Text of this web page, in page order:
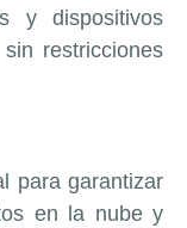
y dispositivos
restricciones
para garantizar
en la nube y